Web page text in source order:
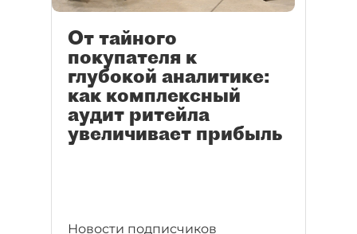
От тайного
покупателя к
глубокой аналитике:
как комплексный
аудит ритейла
увеличивает прибыль
Новости подписчиков